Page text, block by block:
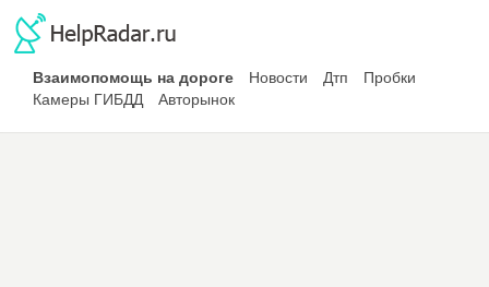
Взаимопомощь на дороге Новости Дтп
Пробки
Камеры ГИБДД
Авторынок